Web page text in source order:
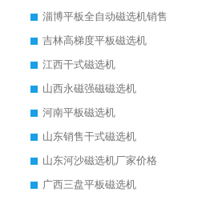
淄博平板全自动磁选机销售
吉林高梯度平板磁选机
江西干式磁选机
山西永磁强磁磁选机
河南平板磁选机
山东销售干式磁选机
山东河沙磁选机厂家价格
广西三盘平板磁选机